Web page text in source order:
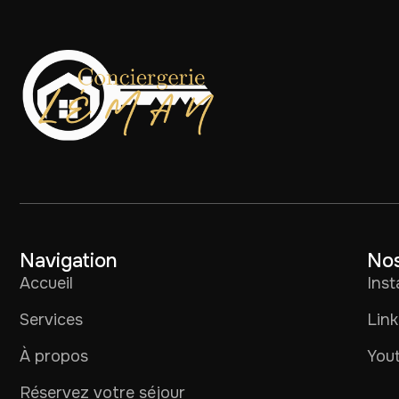
Navigation
Accueil
Services
À propos
Réservez votre séjour